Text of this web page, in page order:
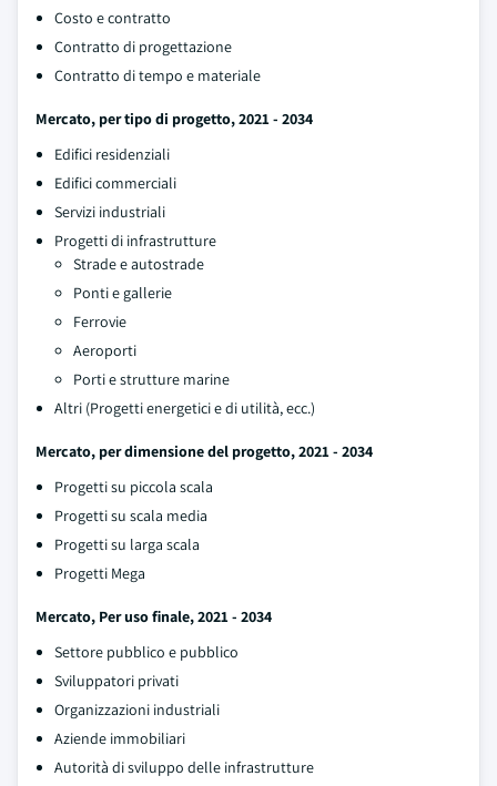
Costo e contratto
Contratto di progettazione
Contratto di tempo e materiale
Mercato, per tipo di progetto, 2021 - 2034
Edifici residenziali
Edifici commerciali
Servizi industriali
Progetti di infrastrutture
Strade e autostrade
Ponti e gallerie
Ferrovie
Aeroporti
Porti e strutture marine
Altri (Progetti energetici e di utilità, ecc.)
Mercato, per dimensione del progetto, 2021 - 2034
Progetti su piccola scala
Progetti su scala media
Progetti su larga scala
Progetti Mega
Mercato, Per uso finale, 2021 - 2034
Settore pubblico e pubblico
Sviluppatori privati
Organizzazioni industriali
Aziende immobiliari
Autorità di sviluppo delle infrastrutture